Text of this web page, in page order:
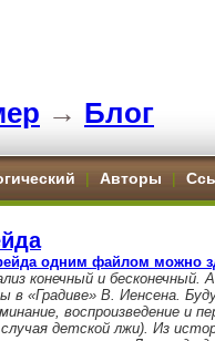
→ Блог
| Авторы |
одним файлом можно
конечный и бесконечный.
в «Градиве» В. Иенсена.
воспроизведение и
детской лжи). Из